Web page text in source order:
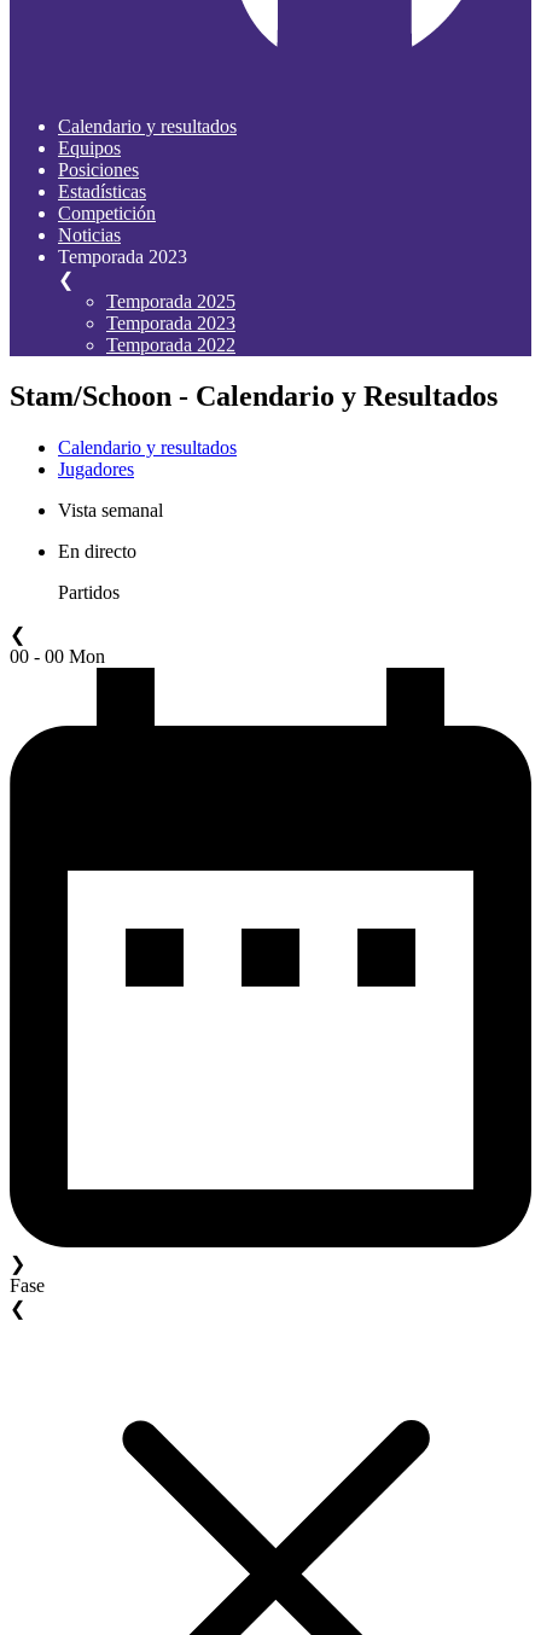
Calendario y resultados
Equipos
Posiciones
Estadísticas
Competición
Noticias
Temporada 2023
❮
Temporada 2025
Temporada 2023
Temporada 2022
Stam/Schoon - Calendario y Resultados
Calendario y resultados
Jugadores
Vista semanal
En directo
Partidos
❮
00 - 00 Mon
❯
Fase
❮